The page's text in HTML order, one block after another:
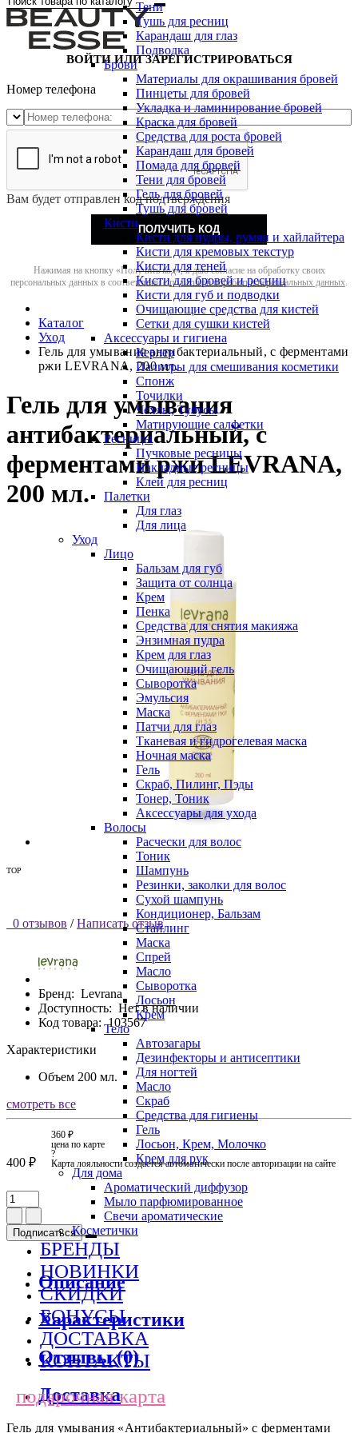
Тени
Тушь для ресниц
Карандаш для глаз
Подводка
Брови
Материалы для окрашивания бровей
Пинцеты для бровей
Укладка и ламинирование бровей
Краска для бровей
Средства для роста бровей
Карандаш для бровей
Помада для бровей
Тени для бровей
Гель для бровей
Тушь для бровей
Кисти
Кисти для пудры, румян и хайлайтера
Кисти для кремовых текстур
Кисти для теней
Кисти для бровей и ресниц
Кисти для губ и подводки
Очищающие средства для кистей
Сетки для сушки кистей
Аксессуары и гигиена
Керлер
Палитры для смешивания косметики
Спонж
Точилки
Чехлы, Тубусы
Матирующие салфетки
Ресницы
Пучковые ресницы
Накладные ресницы
Клей для ресниц
Палетки
Для глаз
Для лица
Уход
Лицо
Бальзам для губ
Защита от солнца
Крем
Пенка
Средства для снятия макияжа
Энзимная пудра
Крем для глаз
Очищающий гель
Сыворотка
Эмульсия
Маска
Патчи для глаз
Тканевая и гидрогелевая маска
Ночная маска
Гель
Скраб, Пилинг, Пэды
Тонер, Тоник
Аксессуары для ухода
Волосы
Расчески для волос
Тоник
Шампунь
Резинки, заколки для волос
Сухой шампунь
Кондиционер, Бальзам
Стайлинг
Маска
Спрей
Масло
Сыворотка
Лосьон
Крем
Тело
Автозагары
Дезинфекторы и антисептики
Для ногтей
Масло
Скраб
Средства для гигиены
Гель
Лосьон, Крем, Молочко
Крем для рук
Для дома
Ароматический диффузор
Мыло парфюмированное
Свечи ароматические
Косметички
БРЕНДЫ
НОВИНКИ
СКИДКИ
БОНУСЫ
ДОСТАВКА
КОНТАКТЫ
подарочная карта
ВОЙТИ ИЛИ ЗАРЕГИСТРИРОВАТЬСЯ
Номер телефона
Вам будет отправлен код подтверждения
ПОЛУЧИТЬ КОД
Нажимая на кнопку «Получить код», я даю согласие на обработку своих
персональных данных в соответствии сполитикой обработки персональных данных.
Каталог
Уход
Гель для умывания антибактериальный, с ферментами
ржи LEVRANA, 200 мл.
Гель для умывания
антибактериальный, с
ферментами ржи LEVRANA,
200 мл.
TOP
0 отзывов / Написать отзыв
Бренд: Levrana
Доступность: Нет в наличии
Код товара: 103567
Характеристики
Объем 200 мл.
смотреть все
400 ₽
360 ₽
цена по карте
?
Карта лояльности создается автоматически после авторизации на сайте
Подписаться
Описание
Характеристики
Отзывы (0)
Доставка
Гель для умывания «Антибактериальный» с ферментами